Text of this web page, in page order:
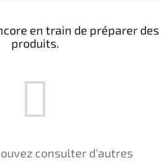
en train de préparer des
produits.
consulter d'autres